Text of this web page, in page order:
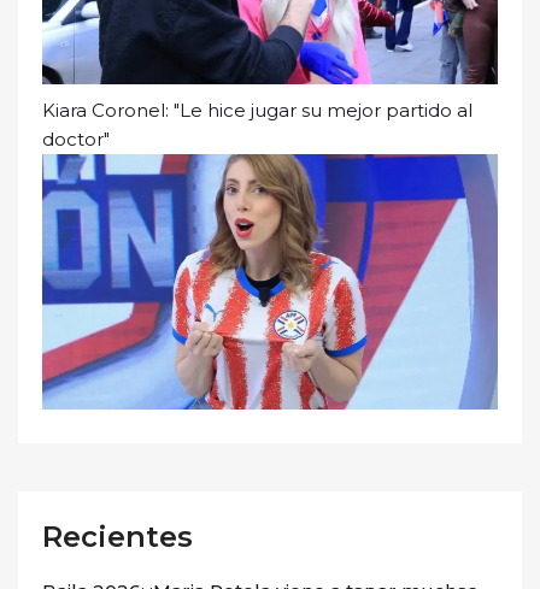
Kiara Coronel: "Le hice jugar su mejor partido al
doctor"
Recientes